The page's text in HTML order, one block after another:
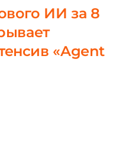
ИИ за 8
«Agent